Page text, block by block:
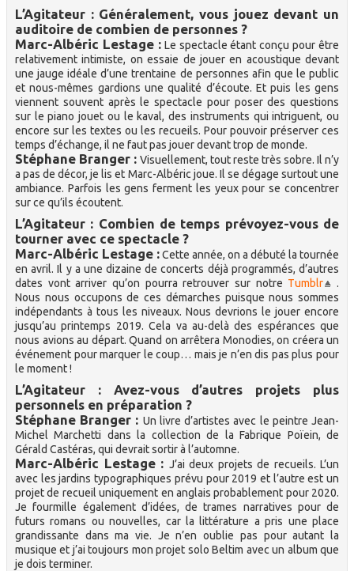
L’Agitateur : Généralement, vous jouez devant un
auditoire de combien de personnes ?
Marc-Albéric Lestage :Le spectacle étant conçu pour être
relativement intimiste, on essaie de jouer en acoustique devant
une jauge idéale d’une trentaine de personnes afin que le public
et nous-mêmes gardions une qualité d’écoute. Et puis les gens
viennent souvent après le spectacle pour poser des questions
sur le piano jouet ou le kaval, des instruments qui intriguent, ou
encore sur les textes ou les recueils. Pour pouvoir préserver ces
temps d’échange, il ne faut pas jouer devant trop de monde.
Stéphane Branger : Visuellement, tout reste très sobre. Il n’y
a pas de décor, je lis et Marc-Albéric joue. Il se dégage surtout une
ambiance. Parfois les gens ferment les yeux pour se concentrer
sur ce qu’ils écoutent.
L’Agitateur : Combien de temps prévoyez-vous de
tourner avec ce spectacle ?
Marc-Albéric Lestage :Cette année, on a débuté la tournée
en avril. Il y a une dizaine de concerts déjà programmés, d’autres
dates vont arriver qu’on pourra retrouver sur notre Tumblr
.
Nous nous occupons de ces démarches puisque nous sommes
indépendants à tous les niveaux. Nous devrions le jouer encore
jusqu’au printemps 2019. Cela va au-delà des espérances que
nous avions au départ. Quand on arrêtera Monodies, on créera un
événement pour marquer le coup… mais je n’en dis pas plus pour
le moment !
L’Agitateur : Avez-vous d’autres projets plus
personnels en préparation ?
Stéphane Branger : Un livre d’artistes avec le peintre Jean-
Michel Marchetti dans la collection de la Fabrique Poïein, de
Gérald Castéras, qui devrait sortir à l’automne.
Marc-Albéric Lestage : J’ai deux projets de recueils. L’un
avec les jardins typographiques prévu pour 2019 et l’autre est un
projet de recueil uniquement en anglais probablement pour 2020.
Je fourmille également d’idées, de trames narratives pour de
futurs romans ou nouvelles, car la littérature a pris une place
grandissante dans ma vie. Je n’en oublie pas pour autant la
musique et j’ai toujours mon projet solo Beltim avec un album que
je dois terminer.